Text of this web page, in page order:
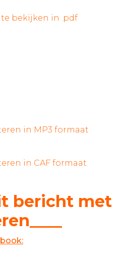
bekijken in .pdf
in MP3 formaat
in CAF formaat
bericht met